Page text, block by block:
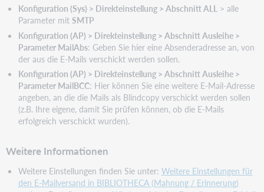
Konfiguration (Sys) > Direkteinstellung > Abschnitt ALL> alle
Parameter mit SMTP
Konfiguration (AP) > Direkteinstellung > Abschnitt Ausleihe >
Parameter MailAbs: Geben Sie hier eine Absenderadresse an, von
der aus die E-Mails verschickt werden sollen.
Konfiguration (AP) > Direkteinstellung > Abschnitt Ausleihe >
Parameter MailBCC: Hier können Sie eine weitere E-Mail-Adresse
angeben, an die die Mails als Blindcopy verschickt werden sollen
(z.B. Ihre eigene, damit Sie prüfen können, ob die E-Mails
erfolgreich verschickt wurden).
Weitere Informationen
Weitere Einstellungen finden Sie unter: Weitere Einstellungen für
den E-Mailversand in BIBLIOTHECA (Mahnung / Erinnerung)